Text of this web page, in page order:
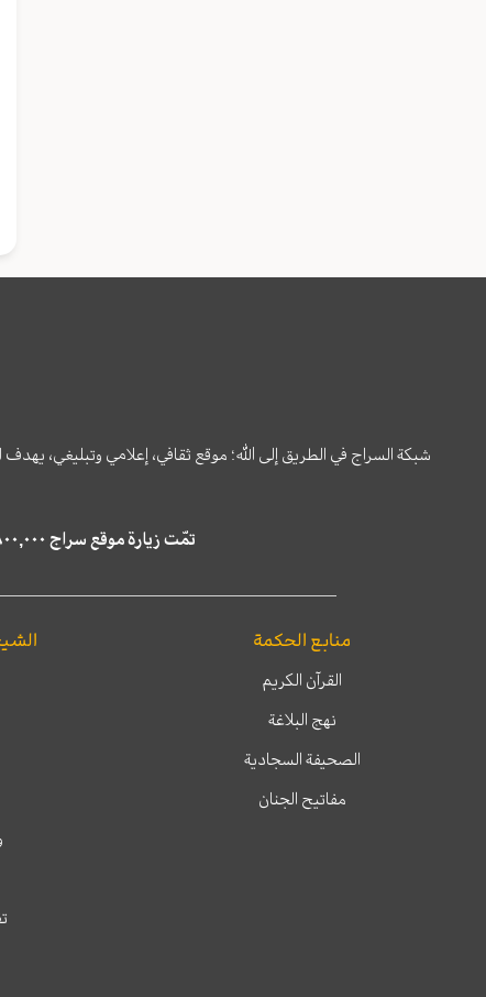
شبكة السراج في الطريق إلى الله؛ موقع ثقافي، إعلامي وتبليغي،
تمّت زيارة موقع سراج ٤,٨٠٠,٠٠٠ مرة خلال الستة أشهر الماضية، كما ظهر في نتائج البحث في محركات البحث٢٢,٢٩٠,٠٠٠ مرّة.
منابع الحكمة
القرآن الكريم
نهج البلاغة
الصحيفة السجادية
مفاتيح الجنان